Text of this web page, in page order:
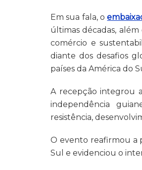
Em sua fala, o
últimas décadas,
comércio e
diante dos desafios
países da América do
A recepção integrou
independência
resistência,
O evento reafirmou a
Sul e evidenciou o